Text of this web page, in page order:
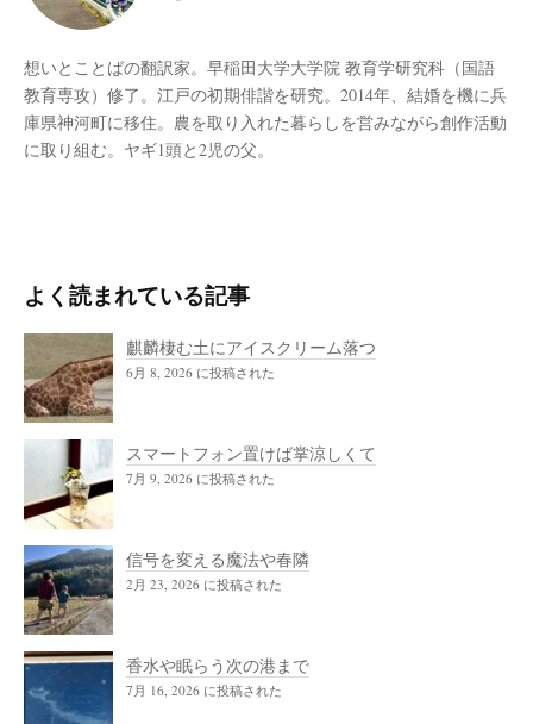
想いとことばの翻訳家。早稲田大学大学院 教育学研究科（国語
教育専攻）修了。江戸の初期俳諧を研究。2014年、結婚を機に兵
庫県神河町に移住。農を取り入れた暮らしを営みながら創作活動
に取り組む。ヤギ1頭と2児の父。
よく読まれている記事
麒麟棲む土にアイスクリーム落つ
6月 8, 2026 に投稿された
スマートフォン置けば掌涼しくて
7月 9, 2026 に投稿された
信号を変える魔法や春隣
2月 23, 2026 に投稿された
香水や眠らう次の港まで
7月 16, 2026 に投稿された